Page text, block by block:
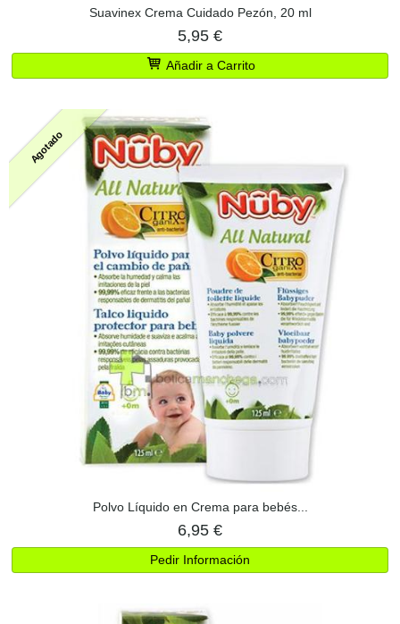
Suavinex Crema Cuidado Pezón, 20 ml
5,95 €
Añadir a Carrito
Agotado
Polvo Líquido en Crema para bebés...
6,95 €
Pedir Información